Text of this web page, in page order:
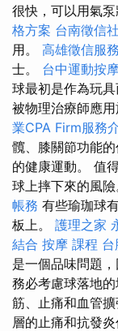
很快，可以用氣
格方案 台南徵信
用。 高雄徵信服務
士。 台中運動按
球最初是作為玩
被物理治療師應
業CPA Firm服務
髖、膝關節功能
的健康運動。 值
球上摔下來的風險
帳務 有些瑜珈球
板上。 護理之家
結合 按摩 課程
是一個品味問題
務必考慮球落地
筋、止痛和血管
層的止痛和抗發炎